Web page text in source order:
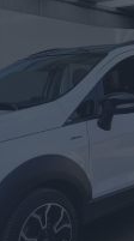
Servizi
Marchi
Fiat